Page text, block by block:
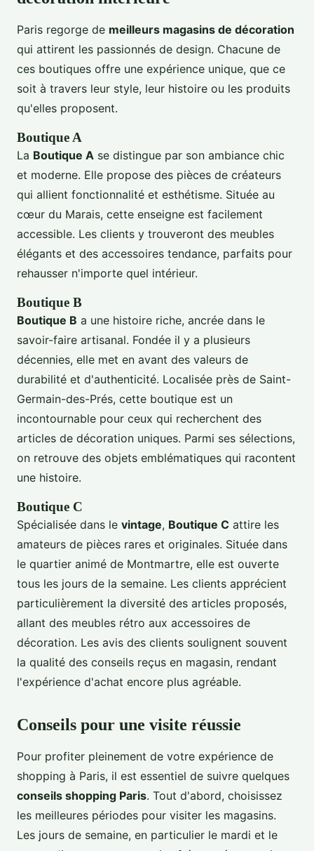
Paris regorge de meilleurs magasins de décoration
qui attirent les passionnés de design. Chacune de
ces boutiques offre une expérience unique, que ce
soit à travers leur style, leur histoire ou les produits
qu'elles proposent.
Boutique A
La Boutique A se distingue par son ambiance chic
et moderne. Elle propose des pièces de créateurs
qui allient fonctionnalité et esthétisme. Située au
cœur du Marais, cette enseigne est facilement
accessible. Les clients y trouveront des meubles
élégants et des accessoires tendance, parfaits pour
rehausser n'importe quel intérieur.
Boutique B
Boutique B a une histoire riche, ancrée dans le
savoir-faire artisanal. Fondée il y a plusieurs
décennies, elle met en avant des valeurs de
durabilité et d'authenticité. Localisée près de Saint-
Germain-des-Prés, cette boutique est un
incontournable pour ceux qui recherchent des
articles de décoration uniques. Parmi ses sélections,
on retrouve des objets emblématiques qui racontent
une histoire.
Boutique C
Spécialisée dans le vintage, Boutique C attire les
amateurs de pièces rares et originales. Située dans
le quartier animé de Montmartre, elle est ouverte
tous les jours de la semaine. Les clients apprécient
particulièrement la diversité des articles proposés,
allant des meubles rétro aux accessoires de
décoration. Les avis des clients soulignent souvent
la qualité des conseils reçus en magasin, rendant
l'expérience d'achat encore plus agréable.
Conseils pour une visite réussie
Pour profiter pleinement de votre expérience de
shopping à Paris, il est essentiel de suivre quelques
conseils shopping Paris. Tout d'abord, choisissez
les meilleures périodes pour visiter les magasins.
Les jours de semaine, en particulier le mardi et le